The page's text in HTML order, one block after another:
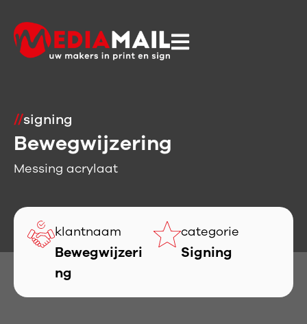
//signing
Bewegwijzering
Messing acrylaat
klantnaam
Bewegwijzeri
ng
categorie
Signing